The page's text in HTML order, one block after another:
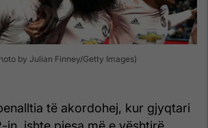
by Julian Finney/Getty Images)
të akordohej, kur gjyqtari